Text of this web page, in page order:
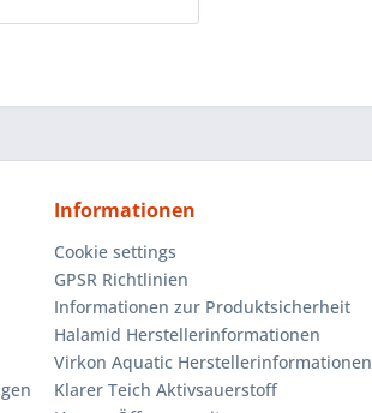
Informationen
Cookie settings
GPSR Richtlinien
Informationen zur Produktsicherheit
Halamid Herstellerinformationen
Virkon Aquatic Herstellerinformationen
Klarer Teich Aktivsauerstoff